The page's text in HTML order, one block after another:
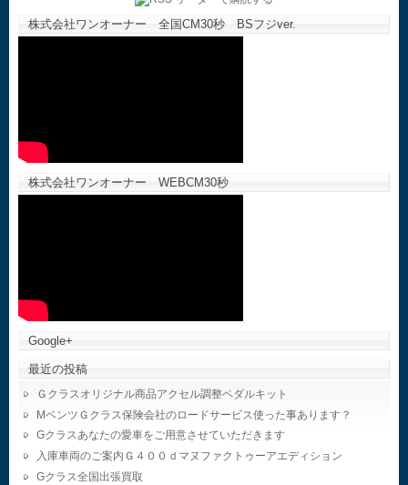
株式会社ワンオーナー 全国CM30秒 BSフジver.
株式会社ワンオーナー WEBCM30秒
Google+
最近の投稿
Ｇクラスオリジナル商品アクセル調整ペダルキット
MベンツＧクラス保険会社のロードサービス使った事あります？
Gクラスあなたの愛車をご用意させていただきます
入庫車両のご案内Ｇ４００ｄマヌファクトゥーアエディション
Gクラス全国出張買取